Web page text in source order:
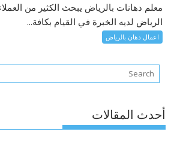
معلم دهانات بالرياض يبحث الكثير من
الرياض لديه الخبرة في القيام بكافة...
اعمال دهان بالرياض
أحدث المقالات